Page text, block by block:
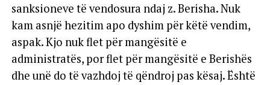
sanksioneve të vendosura ndaj z. Berisha. Nuk
kam asnjë hezitim apo dyshim për këtë vendim,
aspak. Kjo nuk flet për mangësitë e
administratës, por flet për mangësitë e Berishës
dhe unë do të vazhdoj të qëndroj pas kësaj. Është